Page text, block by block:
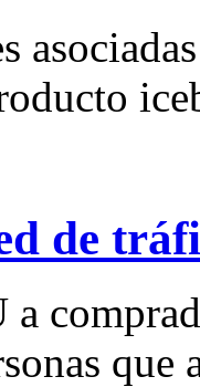
de
a
que